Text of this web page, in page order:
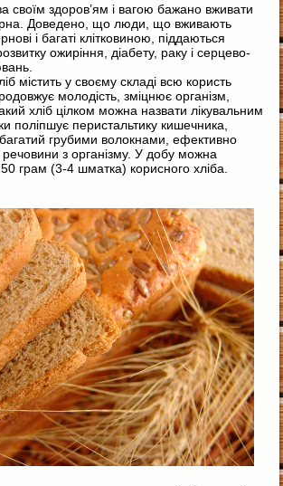
своїм здоров’ям і вагою бажано вживати
Доведено, що люди, що вживають
і багаті клітковиною, піддаються
ожиріння, діабету, раку і серцево-
містить у своєму складі всю користь
молодість, зміцнює організм,
хліб цілком можна назвати лікувальним
поліпшує перистальтику кишечника,
грубими волокнами, ефективно
речовини з організму. У добу можна
грам (3-4 шматка) корисного хліба.